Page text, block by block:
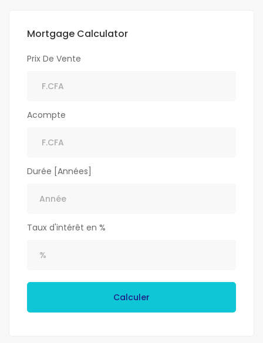
Mortgage Calculator
Prix De Vente
Acompte
Durée [Années]
Taux d'intérêt en %
Calculer